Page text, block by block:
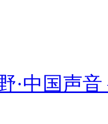
·中国声